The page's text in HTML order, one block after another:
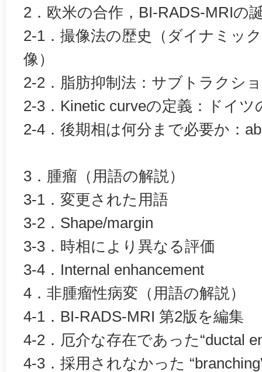
2．欧米の合作，BI-RADS-MRIの
2-1．撮像法の歴史（ダイナミッ
像）
2-2．脂肪抑制法：サブトラクシ
2-3．Kinetic curveの定義：ドイツ
2-4．後期相は何分まで必要か：
3．腫瘤（用語の解説）
3-1．変更された用語
3-2．Shape/margin
3-3．時相により異なる評価
3-4．Internal enhancement
4．非腫瘤性病変（用語の解説）
4-1．‌BI-RADS-MRI 第2版を編集
4-2．厄介な存在であった“ductal
4-3．採用されなかった